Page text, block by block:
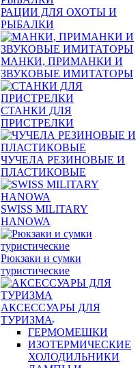
РАЦИИ ДЛЯ ОХОТЫ И
РЫБАЛКИ
МАНКИ, ПРИМАНКИ И
ЗВУКОВЫЕ ИМИТАТОРЫ
СТАНКИ ДЛЯ
ПРИСТРЕЛКИ
ЧУЧЕЛА РЕЗИНОВЫЕ И
ПЛАСТИКОВЫЕ
SWISS MILITARY
HANOWA
Рюкзаки и сумки
туристические
АКСЕССУАРЫ ДЛЯ
ТУРИЗМА
ГЕРМОМЕШКИ
ИЗОТЕРМИЧЕСКИЕ
ХОЛОДИЛЬНИКИ